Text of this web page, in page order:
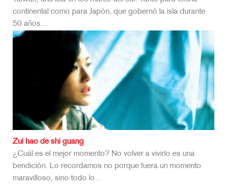
continental como para Japón, que gobernó la isla durante
50 años…
Zui hao de shi guang
¿Cuál es el mejor momento? No volver a vivirlo es una
bendición. Lo recordamos no porque fuera un momento
maravilloso, sino todo lo…